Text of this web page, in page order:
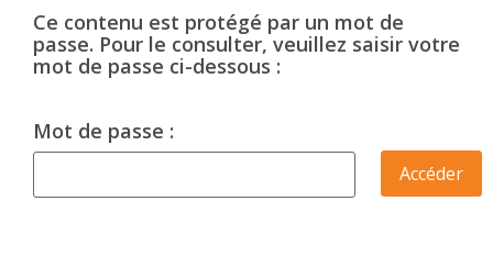
Ce contenu est protégé par un mot de
passe. Pour le consulter, veuillez saisir votre
mot de passe ci-dessous :
Mot de passe :